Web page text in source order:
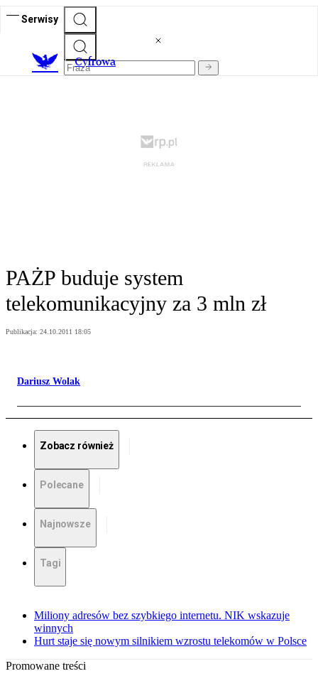
Serwisy
Cyfrowa
PAŻP buduje system
telekomunikacyjny za 3 mln zł
Publikacja: 24.10.2011 18:05
Dariusz Wolak
Zobacz również
Polecane
Najnowsze
Tagi
Miliony adresów bez szybkiego internetu. NIK wskazuje
winnych
Hurt staje się nowym silnikiem wzrostu telekomów w Polsce
Promowane treści